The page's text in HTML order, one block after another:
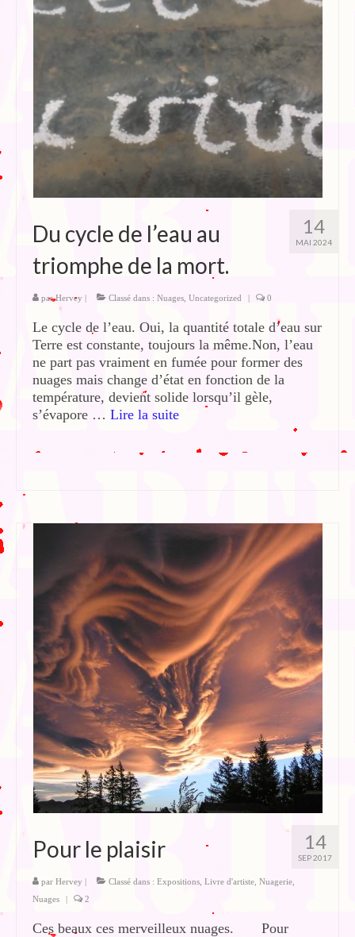
Blog
Edition de Cartes postales.
Au temps du Covid
Post-it politiques
14
MAI 2024
Du cycle de l’eau au
triomphe de la mort.
parHervey | Classé dans : Nuages Uncategorized | 0
Le cycle de l’eau. Oui, la quantité totale d’eau sur
Terre est constante, toujours la même.Non, l’eau
ne part pas vraiment en fumée pour former des
nuages mais change d’état en fonction de la
température, devient solide lorsqu’il gèle,
s’évapore … Lire la suite­­
14
SEP 2017
Pour le plaisir
par Hervey | Classé dans : Expositions Livre d'artiste Nuagerie
Nuages
| 2
Ces beaux ces merveilleux nuages. Pour